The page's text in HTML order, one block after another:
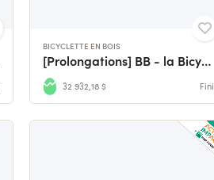
BICYCLETTE EN BOIS
[Prolongations] BB - la Bicyclette en Bois made in France
32 932,18 $ Fini